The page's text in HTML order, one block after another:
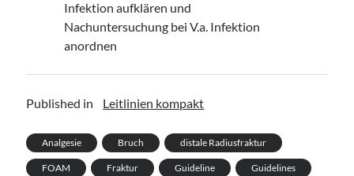
Infektion aufklären und
Nachuntersuchung bei V.a. Infektion
anordnen
Published in Leitlinien kompakt
Analgesie Bruch distale Radiusfraktur
FOAM Fraktur Guideline Guidelines